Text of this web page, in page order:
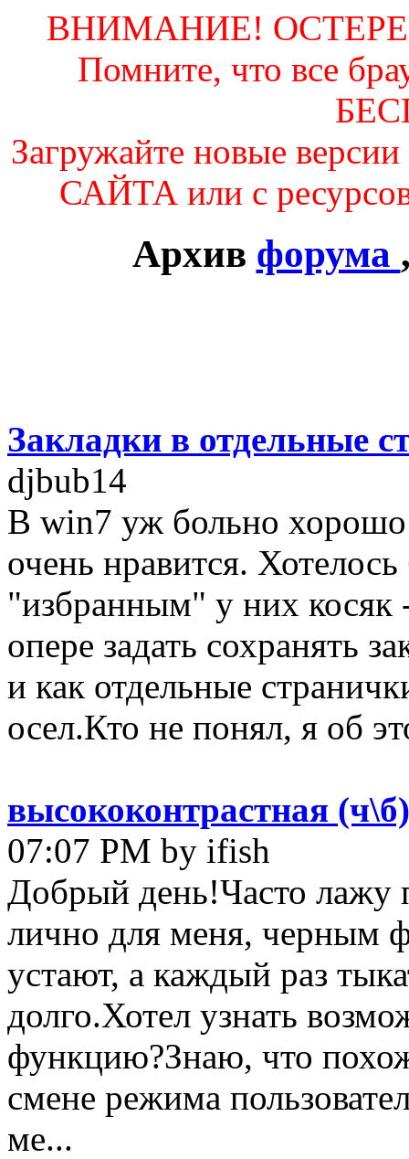
ВНИМАНИЕ!
Помните, что все
Загружайте новые
САЙТА или с
Архив форума
Закладки в отдельные
djbub14
В win7 уж больно хорошо
очень нравится.
"избранным" у них
опере задать сохранять
и как отдельные
осел.Кто не понял, я об
высококонтрастная
07:07 PM by ifish
Добрый день!Часто лажу
лично для меня, черным
устают, а каждый раз
долго.Хотел узнать
функцию?Знаю, что
смене режима
ме...